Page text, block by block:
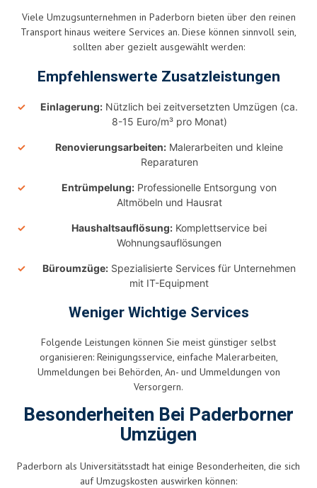
Viele Umzugsunternehmen in Paderborn bieten über den reinen
Transport hinaus weitere Services an. Diese können sinnvoll sein,
sollten aber gezielt ausgewählt werden:
Empfehlenswerte Zusatzleistungen
Einlagerung: Nützlich bei zeitversetzten Umzügen (ca.
8-15 Euro/m³ pro Monat)
Renovierungsarbeiten: Malerarbeiten und kleine
Reparaturen
Entrümpelung: Professionelle Entsorgung von
Altmöbeln und Hausrat
Haushaltsauflösung: Komplettservice bei
Wohnungsauflösungen
Büroumzüge: Spezialisierte Services für Unternehmen
mit IT-Equipment
Weniger Wichtige Services
Folgende Leistungen können Sie meist günstiger selbst
organisieren: Reinigungsservice, einfache Malerarbeiten,
Ummeldungen bei Behörden, An- und Ummeldungen von
Versorgern.
Besonderheiten Bei Paderborner
Umzügen
Paderborn als Universitätsstadt hat einige Besonderheiten, die sich
auf Umzugskosten auswirken können: